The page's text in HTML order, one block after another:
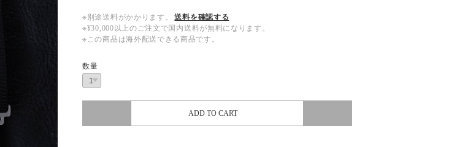
※別途送料がかかります。
送料を確認する
※¥30,000以上のご注文で国内送料が無料になります。
※この商品は海外配送できる商品です。
数量
ADD TO CART